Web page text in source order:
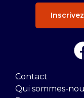
Contact
Qui sommes-